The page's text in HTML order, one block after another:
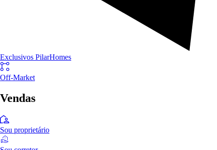
Exclusivos PilarHomes
Off-Market
Vendas
Sou proprietário